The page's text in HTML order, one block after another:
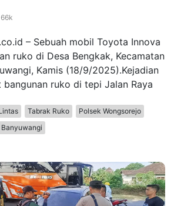
– Sebuah mobil Toyota Innova
ruko di Desa Bengkak, Kecamatan
Kamis (18/9/2025).Kejadian
ruko di tepi Jalan Raya
Tabrak Ruko
Polsek Wongsorejo
Banyuwangi